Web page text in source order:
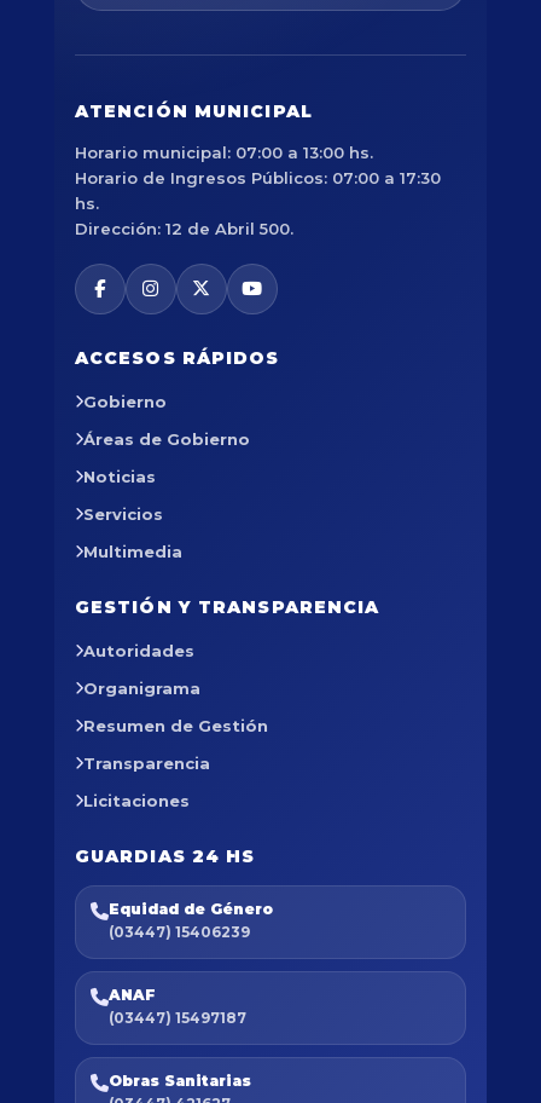
ATENCIÓN MUNICIPAL
Horario municipal: 07:00 a 13:00 hs.
Horario de Ingresos Públicos: 07:00 a 17:30
hs.
Dirección: 12 de Abril 500.
ACCESOS RÁPIDOS
Gobierno
Áreas de Gobierno
Noticias
Servicios
Multimedia
GESTIÓN Y TRANSPARENCIA
Autoridades
Organigrama
Resumen de Gestión
Transparencia
Licitaciones
GUARDIAS 24 HS
Equidad de Género
(03447) 15406239
ANAF
(03447) 15497187
Obras Sanitarias